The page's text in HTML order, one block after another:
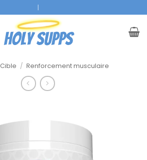
Marques A Premium
Cible / Renforcement musculaire